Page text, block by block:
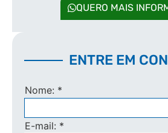
QUERO MAIS
ENTRE EM
Nome: *
E-mail: *